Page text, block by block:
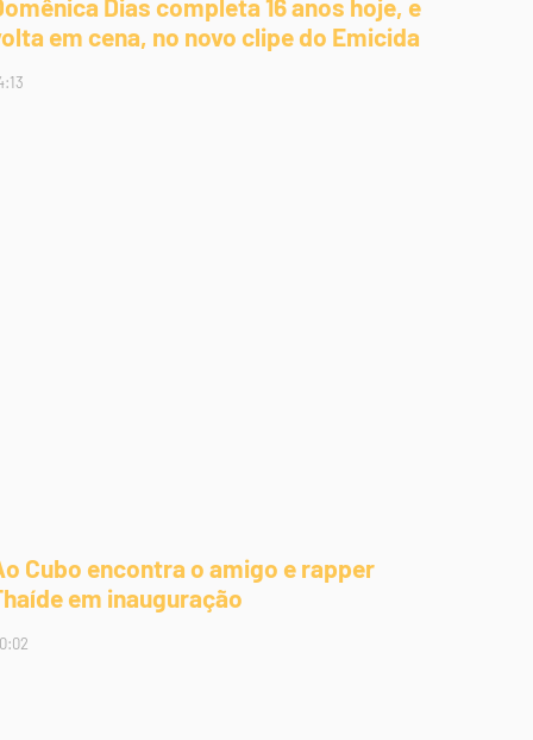
Dias completa 16 anos hoje, e
em cena, no novo clipe do Emicida
Cubo encontra o amigo e rapper
em inauguração